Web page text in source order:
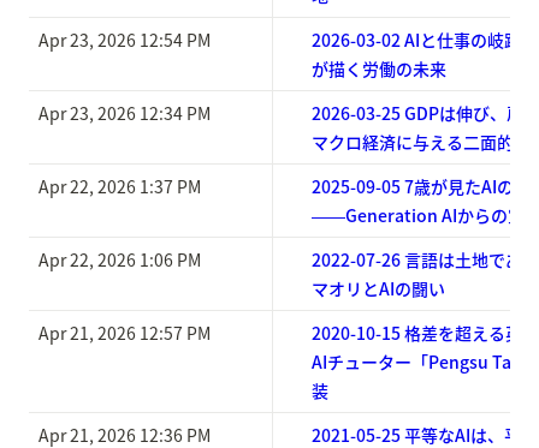
Apr 23, 2026 12:54 PM
2026-03-02 AIと仕事の岐路
が描く労働の未来
Apr 23, 2026 12:34 PM
2026-03-25 GDPは伸び、
マクロ経済に与える二面的衝
Apr 22, 2026 1:37 PM
2025-09-05 7歳が見たAIの未
――Generation AIからの宣
Apr 22, 2026 1:06 PM
2022-07-26 言語は土地であ
マオリとAIの闘い
Apr 21, 2026 12:57 PM
2020-10-15 格差を超える英
AIチューター「Pengsu Talk
装
Apr 21, 2026 12:36 PM
2021-05-25 平等なAIは、平